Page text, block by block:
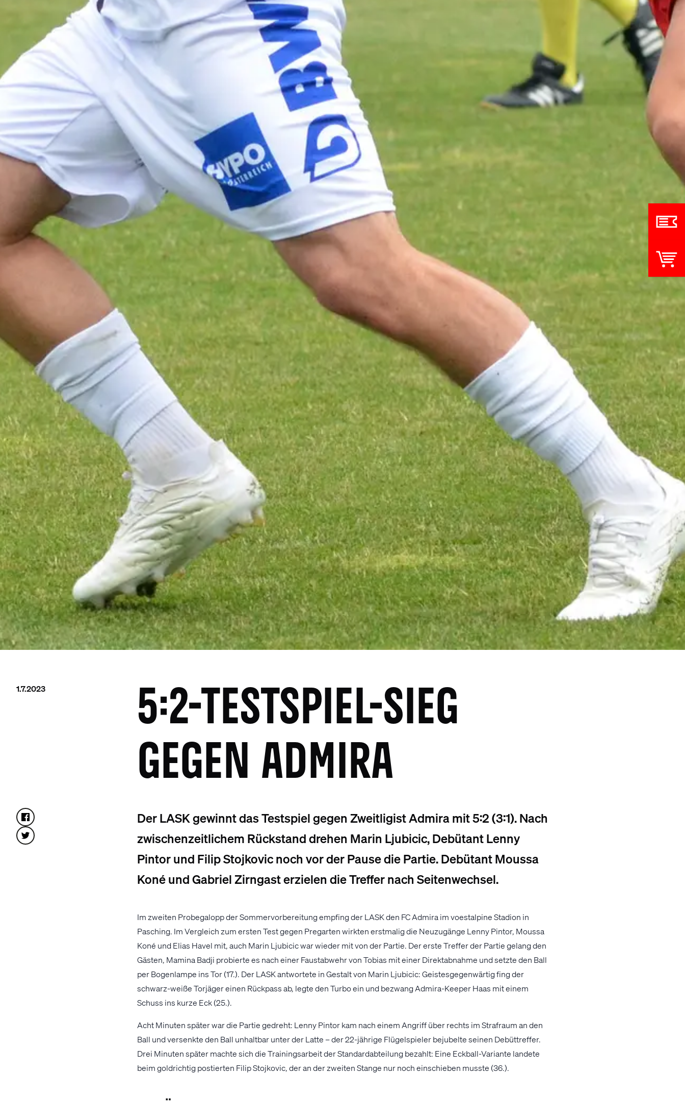
1.7.2023
5:2-TESTSPIEL-SIEG
GEGEN ADMIRA
Der LASK gewinnt das Testspiel gegen Zweitligist Admira mit 5:2 (3:1). Nach
zwischenzeitlichem Rückstand drehen Marin Ljubicic, Debütant Lenny
Pintor und Filip Stojkovic noch vor der Pause die Partie. Debütant Moussa
Koné und Gabriel Zirngast erzielen die Treffer nach Seitenwechsel.
Im zweiten Probegalopp der Sommervorbereitung empfing der LASK den FC Admira im voestalpine Stadion in
Pasching. Im Vergleich zum ersten Test gegen Pregarten wirkten erstmalig die Neuzugänge Lenny Pintor, Moussa
Koné und Elias Havel mit, auch Marin Ljubicic war wieder mit von der Partie. Der erste Treffer der Partie gelang den
Gästen, Mamina Badji probierte es nach einer Faustabwehr von Tobias mit einer Direktabnahme und setzte den Ball
per Bogenlampe ins Tor (17.). Der LASK antwortete in Gestalt von Marin Ljubicic: Geistesgegenwärtig fing der
schwarz-weiße Torjäger einen Rückpass ab, legte den Turbo ein und bezwang Admira-Keeper Haas mit einem
Schuss ins kurze Eck (25.).
Acht Minuten später war die Partie gedreht: Lenny Pintor kam nach einem Angriff über rechts im Strafraum an den
Ball und versenkte den Ball unhaltbar unter der Latte – der 22-jährige Flügelspieler bejubelte seinen Debüttreffer.
Drei Minuten später machte sich die Trainingsarbeit der Standardabteilung bezahlt: Eine Eckball-Variante landete
beim goldrichtig postierten Filip Stojkovic, der an der zweiten Stange nur noch einschieben musste (36.).